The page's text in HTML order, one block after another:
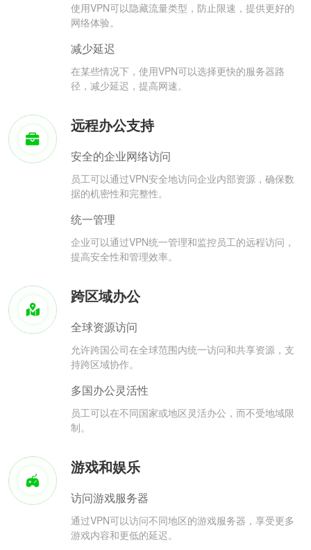
使用VPN可以隐藏流量类型，防止限速，提供更好的
网络体验。
减少延迟
在某些情况下，使用VPN可以选择更快的服务器路
径，减少延迟，提高网速。
远程办公支持
安全的企业网络访问
员工可以通过VPN安全地访问企业内部资源，确保数
据的机密性和完整性。
统一管理
企业可以通过VPN统一管理和监控员工的远程访问，
提高安全性和管理效率。
跨区域办公
全球资源访问
允许跨国公司在全球范围内统一访问和共享资源，支
持跨区域协作。
多国办公灵活性
员工可以在不同国家或地区灵活办公，而不受地域限
制。
游戏和娱乐
访问游戏服务器
通过VPN可以访问不同地区的游戏服务器，享受更多
游戏内容和更低的延迟。